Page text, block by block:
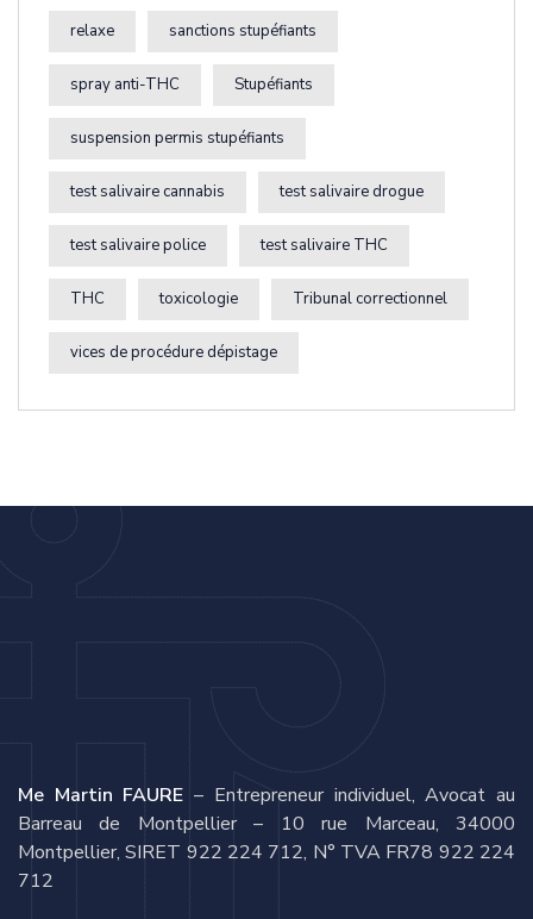
relaxe sanctions stupéfiants
spray anti-THC Stupéfiants
suspension permis stupéfiants
test salivaire cannabis test salivaire drogue
test salivaire police test salivaire THC
THC toxicologie Tribunal correctionnel
vices de procédure dépistage
Me Martin FAURE – Entrepreneur individuel, Avocat au
Barreau de Montpellier – 10 rue Marceau, 34000
Montpellier, SIRET 922 224 712, N° TVA FR78 922 224
712